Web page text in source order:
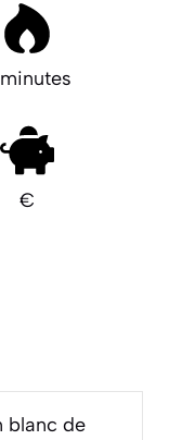
€
blanc de